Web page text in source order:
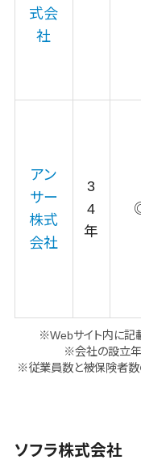
式会
社
アン
サー
株式
会社
3
4
年
※Webサイト内に記
※会社の設立年
※従業員数と被保険者数
ソフラ株式会社